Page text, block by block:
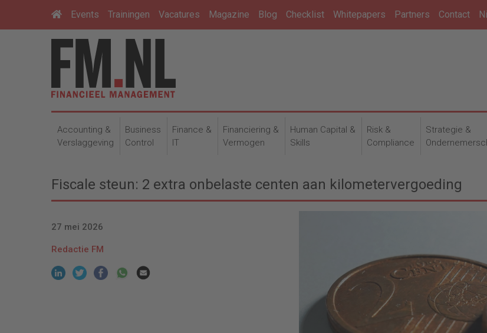
Events Trainingen Vacatures Magazine Blog Checklist Whitepapers Partners Contact
Accounting &
Verslaggeving
Business
Control
Finance &
IT
Financiering &
Vermogen
Human Capital &
Skills
Risk &
Compliance
Strategie &
Fiscale steun: 2 extra onbelaste centen aan kilometervergoeding
27 mei 2026
Redactie FM